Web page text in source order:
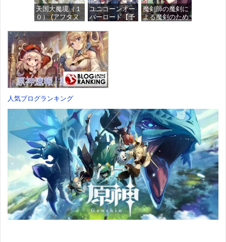
価格：¥4,676
天国大魔境（１
０） (アフタヌ
ス)
価格：¥759
ユニコーンオー
バーロード【予
DLC「アトラス
×ヴァニラウェ
ア 紋章セッ
ト」 同梱 -
Switch
価格：¥7,182
魔剣師の魔剣に
よる魔剣のため
人気ブログランキング